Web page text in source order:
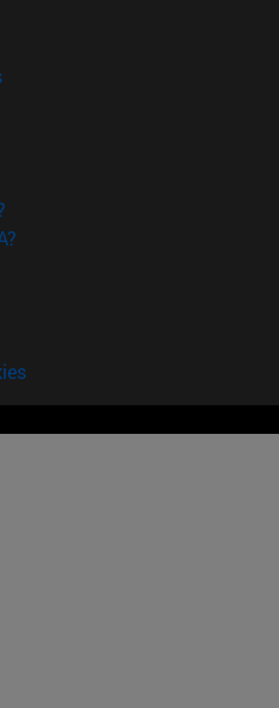
ventana)
(abre en nueva ventana)
en nueva ventana)